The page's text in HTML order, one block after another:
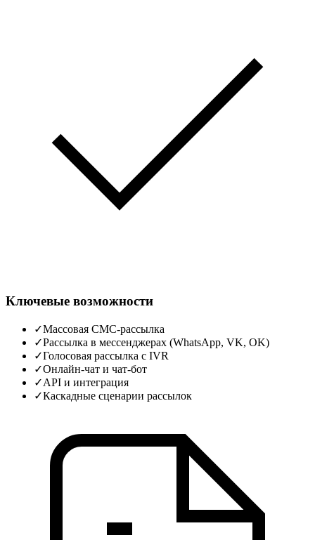
Ключевые возможности
✓Массовая СМС‑рассылка
✓Рассылка в мессенджерах (WhatsApp, VK, OK)
✓Голосовая рассылка с IVR
✓Онлайн‑чат и чат‑бот
✓API и интеграция
✓Каскадные сценарии рассылок